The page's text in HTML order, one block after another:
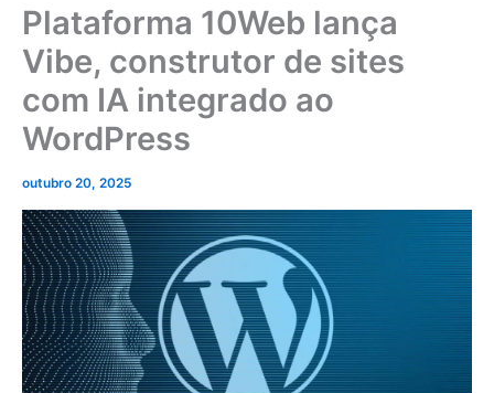
Plataforma 10Web lança
Vibe, construtor de sites
com IA integrado ao
WordPress
outubro 20, 2025